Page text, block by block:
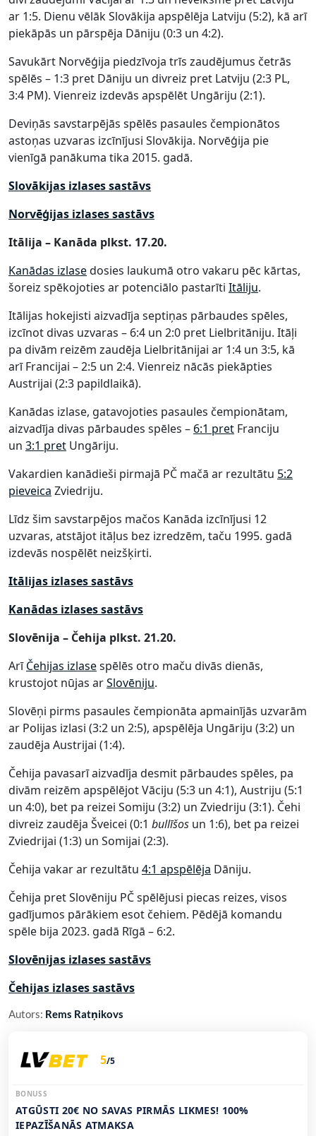
ar 1:5. Dienu vēlāk Slovākija apspēlēja Latviju (5:2), kā arī
piekāpās un pārspēja Dāniju (0:3 un 4:2).
Savukārt Norvēģija piedzīvoja trīs zaudējumus četrās
spēlēs – 1:3 pret Dāniju un divreiz pret Latviju (2:3 PL,
3:4 PM). Vienreiz izdevās apspēlēt Ungāriju (2:1).
Deviņās savstarpējās spēlēs pasaules čempionātos
astoņas uzvaras izcīnījusi Slovākija. Norvēģija pie
vienīgā panākuma tika 2015. gadā.
Slovākijas izlases sastāvs
Norvēģijas izlases sastāvs
Itālija – Kanāda plkst. 17.20.
Kanādas izlasedosies laukumā otro vakaru pēc kārtas,
šoreiz spēkojoties ar potenciālo pastarīti Itāliju.
Itālijas hokejisti aizvadīja septiņas pārbaudes spēles,
izcīnot divas uzvaras – 6:4 un 2:0 pret Lielbritāniju. Itāļi
pa divām reizēm zaudēja Lielbritānijai ar 1:4 un 3:5, kā
arī Francijai – 2:5 un 2:4. Vienreiz nācās piekāpties
Austrijai (2:3 papildlaikā).
Kanādas izlase, gatavojoties pasaules čempionātam,
aizvadīja divas pārbaudes spēles – 6:1 pret Franciju
un 3:1 pret Ungāriju.
Vakardien kanādieši pirmajā PČ mačā ar rezultātu 5:2
pieveica Zviedriju.
Līdz šim savstarpējos mačos Kanāda izcīnījusi 12
uzvaras, atstājot itāļus bez izredzēm, taču 1995. gadā
izdevās nospēlēt neizšķirti.
Itālijas izlases sastāvs
Kanādas izlases sastāvs
Slovēnija – Čehija plkst. 21.20.
ArīČehijas izlasespēlēs otro maču divās dienās,
krustojot nūjas arSlovēniju.
Slovēņi pirms pasaules čempionāta apmainījās uzvarām
ar Polijas izlasi (3:2 un 2:5), apspēlēja Ungāriju (3:2) un
zaudēja Austrijai (1:4).
Čehija pavasarī aizvadīja desmit pārbaudes spēles, pa
divām reizēm apspēlējot Vāciju (5:3 un 4:1), Austriju (5:1
un 4:0), bet pa reizei Somiju (3:2) un Zviedriju (3:1). Čehi
divreiz zaudēja Šveicei (0:1 bullīšos un 1:6), bet pa reizei
Zviedrijai (1:3) un Somijai (2:3).
Čehija vakar ar rezultātu 4:1 apspēlēja Dāniju.
Čehija pret Slovēniju PČ spēlējusi piecas reizes, visos
gadījumos pārākiem esot čehiem. Pēdējā komandu
spēle bija 2023. gadā Rīgā – 6:2.
Slovēnijas izlases sastāvs
Čehijas izlases sastāvs
Autors: Rems Ratņikovs
5/5
BONUSS
ATGŪSTI 20€ NO SAVAS PIRMĀS LIKMES! 100%
IEPAZĪŠANĀS ATMAKSA